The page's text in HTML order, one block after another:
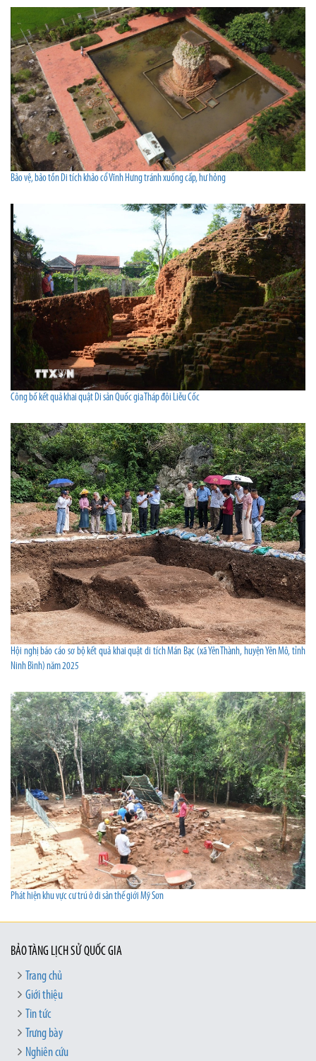
Bảo vệ, bảo tồn Di tích khảo cổ Vĩnh Hưng tránh xuống cấp, hư hỏng
Công bố kết quả khai quật Di sản Quốc gia Tháp đôi Liễu Cốc
Hội nghị báo cáo sơ bộ kết quả khai quật di tích Mán Bạc (xã Yên Thành, huyện Yên Mô, tỉnh
Ninh Bình) năm 2025
Phát hiện khu vực cư trú ở di sản thế giới Mỹ Sơn
BẢO TÀNG LỊCH SỬ QUỐC GIA
Trang chủ
Giới thiệu
Tin tức
Trưng bày
Nghiên cứu